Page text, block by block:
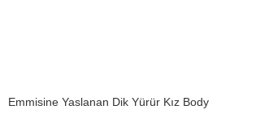
Emmisine Yaslanan Dik Yürür Kız Body